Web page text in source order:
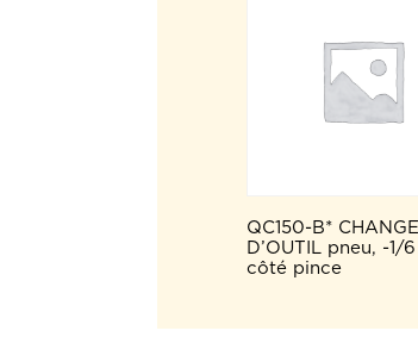
QC150-B*
D’OUTIL pneu, -1/
côté pince